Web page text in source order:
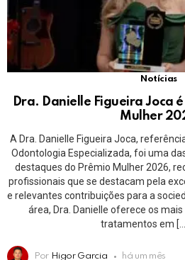
Notícias
Dra. Danielle Figueira Joca
Mulher
A Dra. Danielle Figueira Joca,
Odontologia Especializada, foi uma
destaques do Prêmio Mulher 2026,
profissionais que se destacam pela
e relevantes contribuições para a
área, Dra. Danielle oferece os
tratamentos em […]
Por Higor Garcia há um mês